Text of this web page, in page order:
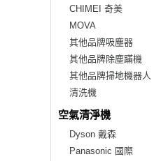
CHIMEI 奇美
MOVA
其他品牌吸塵器
其他品牌除塵蹣機
其他品牌掃地機器人
清洗機
空氣清淨機
Dyson 戴森
Panasonic 國際